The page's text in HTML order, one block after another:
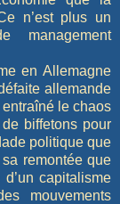
n’est plus un
management
en Allemagne
allemande
le chaos
biffetons pour
politique que
remontée que
capitalisme
mouvements